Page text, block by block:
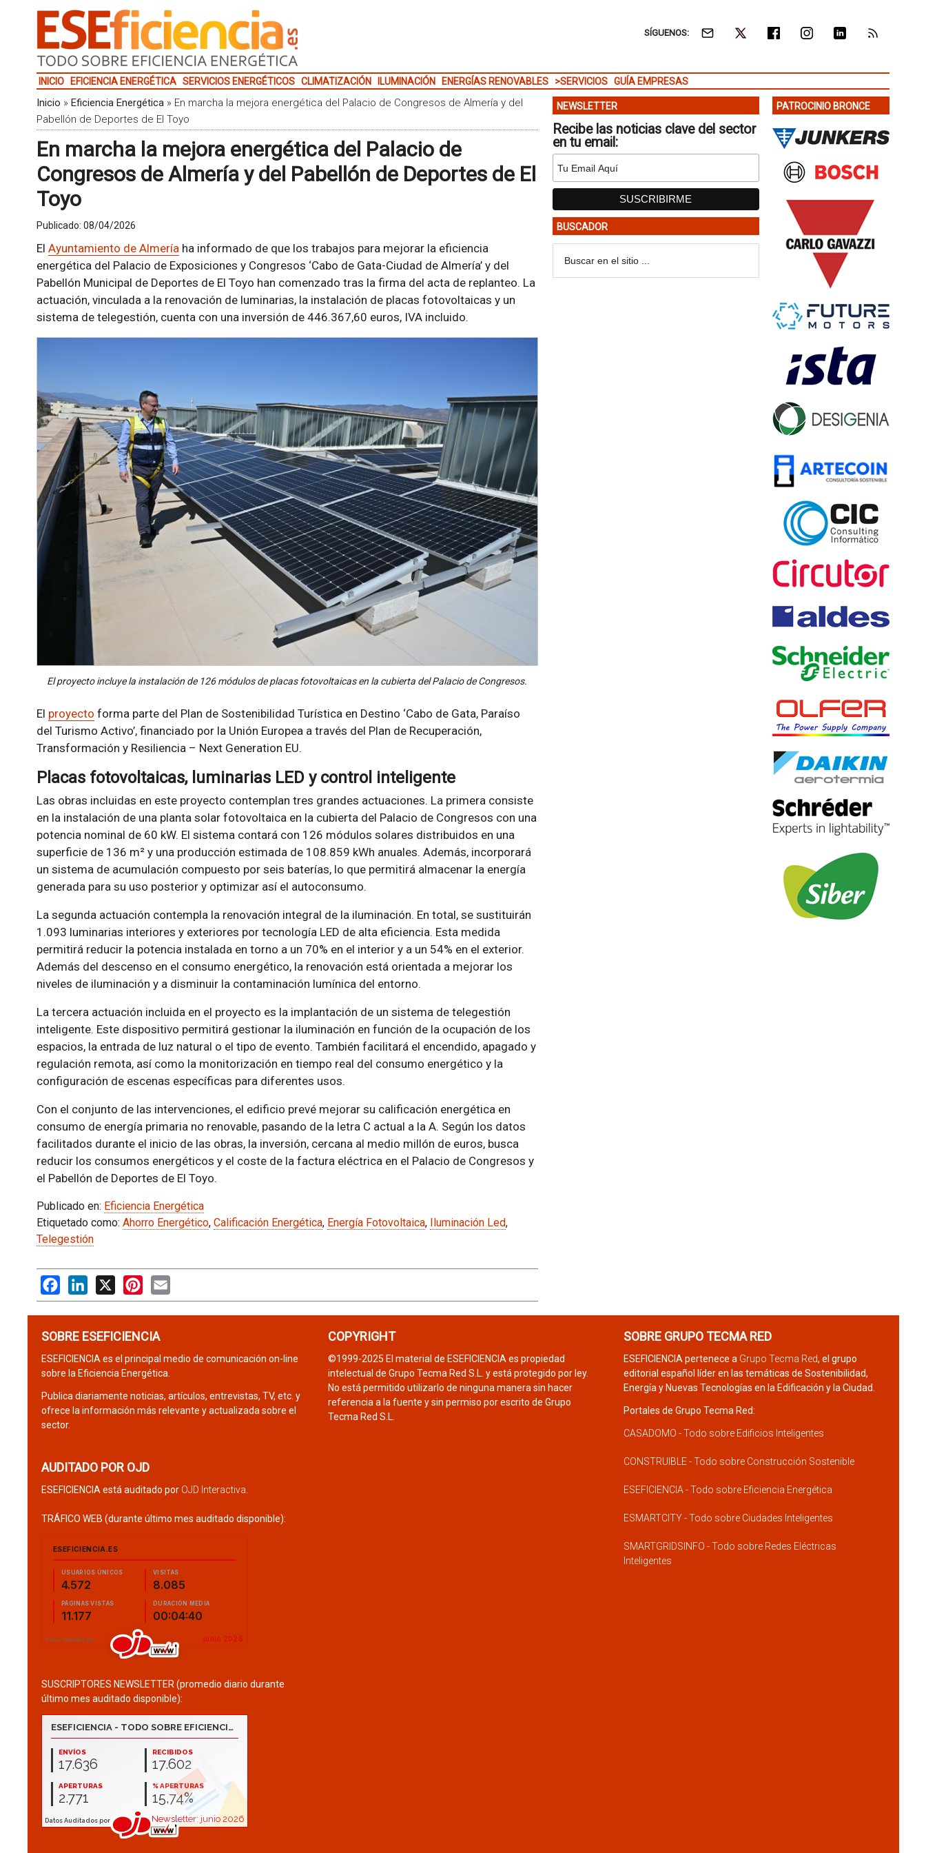
SÍGUENOS:
INICIO EFICIENCIA ENERGÉTICA SERVICIOS ENERGÉTICOS CLIMATIZACIÓN ILUMINACIÓN ENERGÍAS RENOVABLES >SERVICIOS GUÍA EMPRESAS
Inicio » Eficiencia Energética» En marcha la mejora energética del Palacio de Congresos de Almería y del
Pabellón de Deportes de El Toyo
En marcha la mejora energética del Palacio de
Congresos de Almería y del Pabellón de Deportes de El
Toyo
Publicado: 08/04/2026
El Ayuntamiento de Almeríaha informado de que los trabajos para mejorar la eficiencia
energética del Palacio de Exposiciones y Congresos ‘Cabo de Gata-Ciudad de Almería’ y del
Pabellón Municipal de Deportes de El Toyo han comenzado tras la firma del acta de replanteo. La
actuación, vinculada a la renovación de luminarias, la instalación de placas fotovoltaicas y un
sistema de telegestión, cuenta con una inversión de 446.367,60 euros, IVA incluido.
El proyecto incluye la instalación de 126 módulos de placas fotovoltaicas en la cubierta del Palacio de Congresos.
El proyecto forma parte del Plan de Sostenibilidad Turística en Destino ‘Cabo de Gata, Paraíso
del Turismo Activo’, financiado por la Unión Europea a través del Plan de Recuperación,
Transformación y Resiliencia – Next Generation EU.
Placas fotovoltaicas, luminarias LED y control inteligente
Las obras incluidas en este proyecto contemplan tres grandes actuaciones. La primera consiste
en la instalación de una planta solar fotovoltaica en la cubierta del Palacio de Congresos con una
potencia nominal de 60 kW. El sistema contará con 126 módulos solares distribuidos en una
superficie de 136 m² y una producción estimada de 108.859 kWh anuales. Además, incorporará
un sistema de acumulación compuesto por seis baterías, lo que permitirá almacenar la energía
generada para su uso posterior y optimizar así el autoconsumo.
La segunda actuación contempla la renovación integral de la iluminación. En total, se sustituirán
1.093 luminarias interiores y exteriores por tecnología LED de alta eficiencia. Esta medida
permitirá reducir la potencia instalada en torno a un 70% en el interior y a un 54% en el exterior.
Además del descenso en el consumo energético, la renovación está orientada a mejorar los
niveles de iluminación y a disminuir la contaminación lumínica del entorno.
La tercera actuación incluida en el proyecto es la implantación de un sistema de telegestión
inteligente. Este dispositivo permitirá gestionar la iluminación en función de la ocupación de los
espacios, la entrada de luz natural o el tipo de evento. También facilitará el encendido, apagado y
regulación remota, así como la monitorización en tiempo real del consumo energético y la
configuración de escenas específicas para diferentes usos.
Con el conjunto de las intervenciones, el edificio prevé mejorar su calificación energética en
consumo de energía primaria no renovable, pasando de la letra C actual a la A. Según los datos
facilitados durante el inicio de las obras, la inversión, cercana al medio millón de euros, busca
reducir los consumos energéticos y el coste de la factura eléctrica en el Palacio de Congresos y
el Pabellón de Deportes de El Toyo.
Publicado en: Eficiencia Energética
Etiquetado como: Ahorro Energético, Calificación Energética, Energía Fotovoltaica, Iluminación Led,
Telegestión
FacebookLinkedIn
X PinterestEmail
NEWSLETTER
Recibe las noticias clave del sector
en tu email:
BUSCADOR
PATROCINIO BRONCE
SOBRE ESEFICIENCIA
ESEFICIENCIA es el principal medio de comunicación on-line
sobre la Eficiencia Energética.
Publica diariamente noticias, artículos, entrevistas, TV, etc. y
ofrece la información más relevante y actualizada sobre el
sector.
AUDITADO POR OJD
ESEFICIENCIA está auditado por OJD Interactiva
TRÁFICO WEB (durante último mes auditado disponible):
SUSCRIPTORES NEWSLETTER (promedio diario durante
último mes auditado disponible):
COPYRIGHT
©1999-2025 El material de ESEFICIENCIA es propiedad
intelectual de Grupo Tecma Red S.L. y está protegido por ley.
No está permitido utilizarlo de ninguna manera sin hacer
referencia a la fuente y sin permiso por escrito de Grupo
Tecma Red S.L.
SOBRE GRUPO TECMA RED
ESEFICIENCIA pertenece a Grupo Tecma Red, el grupo
editorial español líder en las temáticas de Sostenibilidad,
Energía y Nuevas Tecnologías en la Edificación y la Ciudad.
Portales de Grupo Tecma Red:
CASADOMO - Todo sobre Edificios Inteligentes
CONSTRUIBLE - Todo sobre Construcción Sostenible
ESEFICIENCIA - Todo sobre Eficiencia Energética
ESMARTCITY - Todo sobre Ciudades Inteligentes
SMARTGRIDSINFO - Todo sobre Redes Eléctricas
Inteligentes